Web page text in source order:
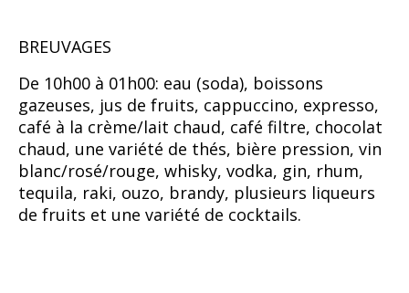
BREUVAGES
De 10h00 à 01h00: eau (soda), boissons
gazeuses, jus de fruits, cappuccino, expresso,
café à la crème/lait chaud, café filtre, chocolat
chaud, une variété de thés, bière pression, vin
blanc/rosé/rouge, whisky, vodka, gin, rhum,
tequila, raki, ouzo, brandy, plusieurs liqueurs
de fruits et une variété de cocktails.